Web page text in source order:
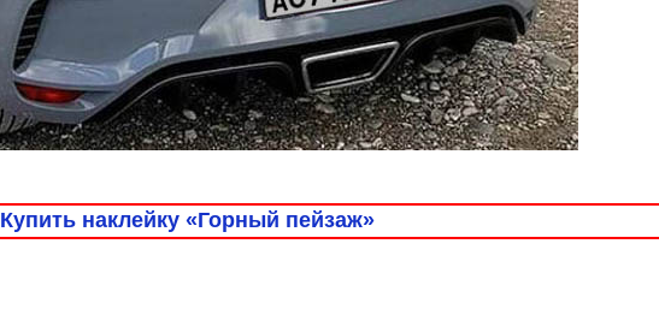
Купить наклейку «Горный пейзаж»